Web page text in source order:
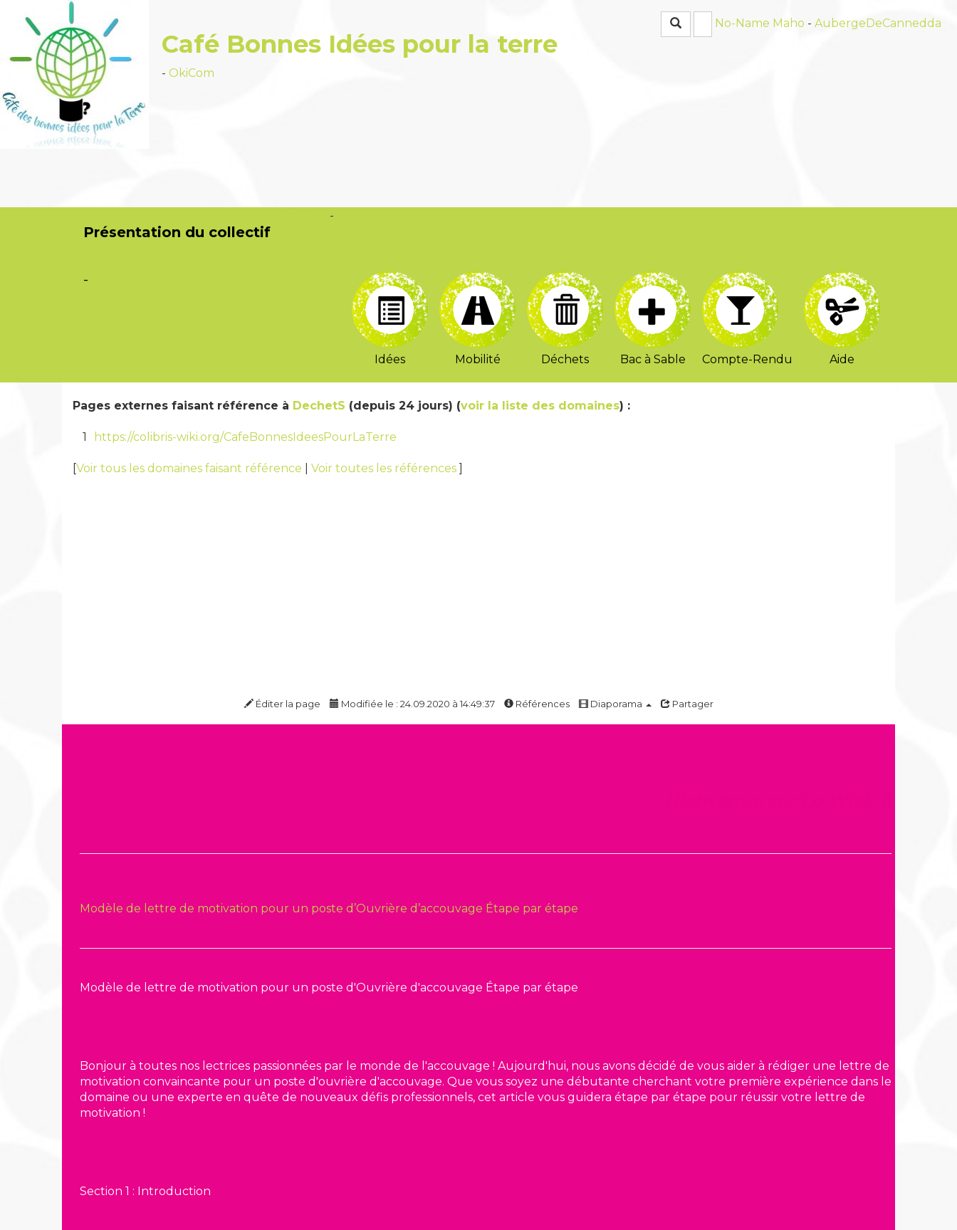
RechercherNo-Name Maho - AubergeDeCannedda
Café Bonnes Idées pour la terre
- OkiCom
Présentation du collectif
-
-
Idées Mobilité Déchets Bac à Sable Compte-Rendu Aide
Pages externes faisant référence à DechetS (depuis 24 jours) (voir la liste des domaines) :
1 https://colibris-wiki.org/CafeBonnesIdeesPourLaTerre
[Voir tous les domaines faisant référence Voir toutes les références ]
Éditer la page Modifiée le : 24.09.2020 à 14:49:37 Références Diaporama Partager
Modèle de lettre de motivation pour un poste d’Ouvrière d’accouvage Étape par étape
Modèle de lettre de motivation pour un poste d'Ouvrière d'accouvage Étape par étape
Bonjour à toutes nos lectrices passionnées par le monde de l'accouvage ! Aujourd'hui, nous avons décidé de vous aider à rédiger une lettre de
motivation convaincante pour un poste d'ouvrière d'accouvage. Que vous soyez une débutante cherchant votre première expérience dans le
domaine ou une experte en quête de nouveaux défis professionnels, cet article vous guidera étape par étape pour réussir votre lettre de
motivation !
Section 1 : Introduction